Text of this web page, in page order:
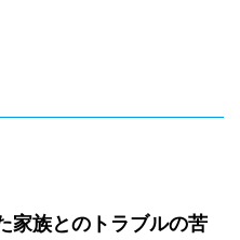
家族とのトラブルの苦